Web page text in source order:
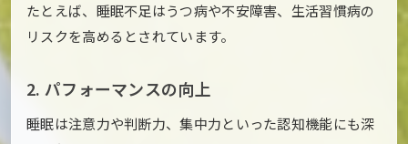
たとえば、睡眠不足はうつ病や不安障害、生活習慣病の
リスクを高めるとされています。
2. パフォーマンスの向上
睡眠は注意力や判断力、集中力といった認知機能にも深